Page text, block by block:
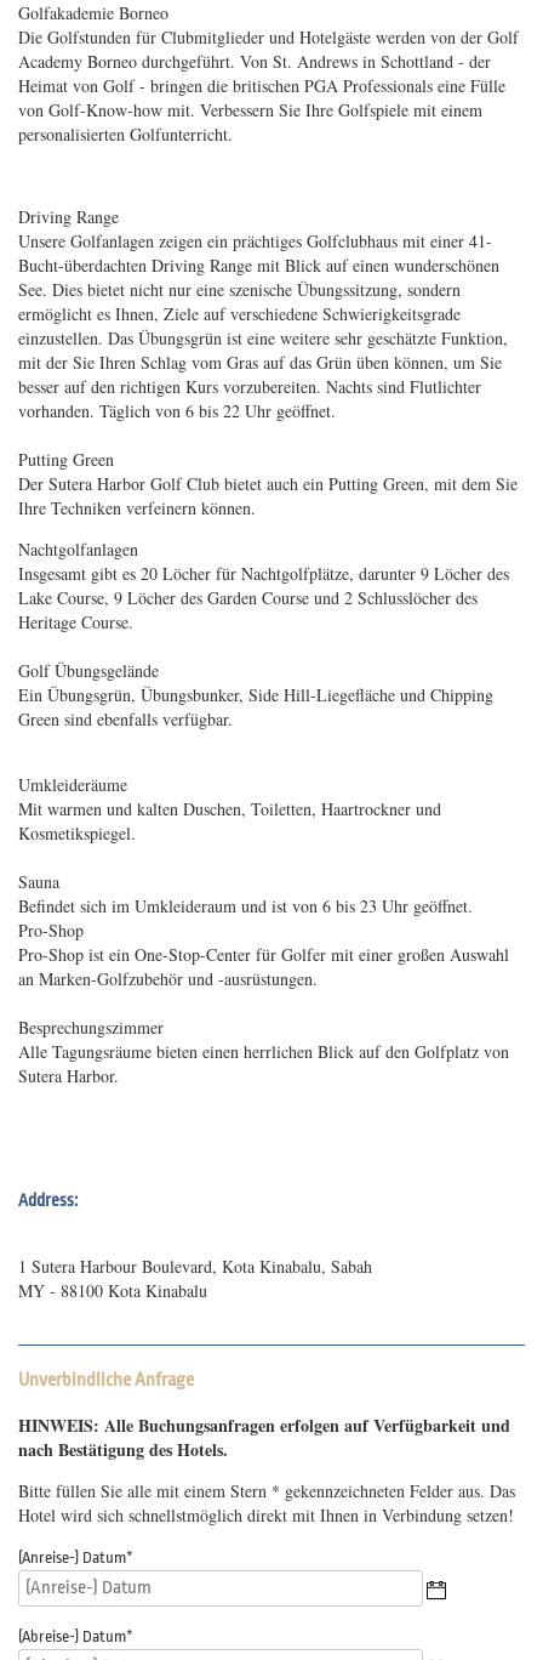
Golfakademie Borneo
Die Golfstunden für Clubmitglieder und Hotelgäste werden von der Golf
Academy Borneo durchgeführt. Von St. Andrews in Schottland - der
Heimat von Golf - bringen die britischen PGA Professionals eine Fülle
von Golf-Know-how mit. Verbessern Sie Ihre Golfspiele mit einem
personalisierten Golfunterricht.
Driving Range
Unsere Golfanlagen zeigen ein prächtiges Golfclubhaus mit einer 41-
Bucht-überdachten Driving Range mit Blick auf einen wunderschönen
See. Dies bietet nicht nur eine szenische Übungssitzung, sondern
ermöglicht es Ihnen, Ziele auf verschiedene Schwierigkeitsgrade
einzustellen. Das Übungsgrün ist eine weitere sehr geschätzte Funktion,
mit der Sie Ihren Schlag vom Gras auf das Grün üben können, um Sie
besser auf den richtigen Kurs vorzubereiten. Nachts sind Flutlichter
vorhanden. Täglich von 6 bis 22 Uhr geöffnet.
Putting Green
Der Sutera Harbor Golf Club bietet auch ein Putting Green, mit dem Sie
Ihre Techniken verfeinern können.
Nachtgolfanlagen
Insgesamt gibt es 20 Löcher für Nachtgolfplätze, darunter 9 Löcher des
Lake Course, 9 Löcher des Garden Course und 2 Schlusslöcher des
Heritage Course.
Golf Übungsgelände
Ein Übungsgrün, Übungsbunker, Side Hill-Liegefläche und Chipping
Green sind ebenfalls verfügbar.
Umkleideräume
Mit warmen und kalten Duschen, Toiletten, Haartrockner und
Kosmetikspiegel.
Sauna
Befindet sich im Umkleideraum und ist von 6 bis 23 Uhr geöffnet.
Pro-Shop
Pro-Shop ist ein One-Stop-Center für Golfer mit einer großen Auswahl
an Marken-Golfzubehör und -ausrüstungen.
Besprechungszimmer
Alle Tagungsräume bieten einen herrlichen Blick auf den Golfplatz von
Sutera Harbor.
Address:
1 Sutera Harbour Boulevard, Kota Kinabalu, Sabah
MY - 88100 Kota Kinabalu
Unverbindliche Anfrage
HINWEIS: Alle Buchungsanfragen erfolgen auf Verfügbarkeit und
nach Bestätigung des Hotels.
Bitte füllen Sie alle mit einem Stern * gekennzeichneten Felder aus. Das
Hotel wird sich schnellstmöglich direkt mit Ihnen in Verbindung setzen!
(Anreise-) Datum*
(Abreise-) Datum*